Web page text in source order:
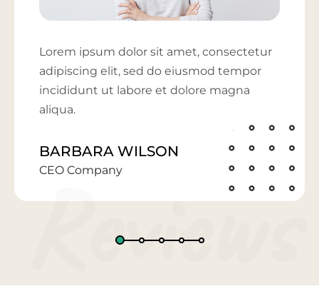
Lorem ipsum dolor sit amet, consectetur
adipiscing elit, sed do eiusmod tempor
incididunt ut labore et dolore magna
aliqua.
BARBARA WILSON
CEO Company
Reviews